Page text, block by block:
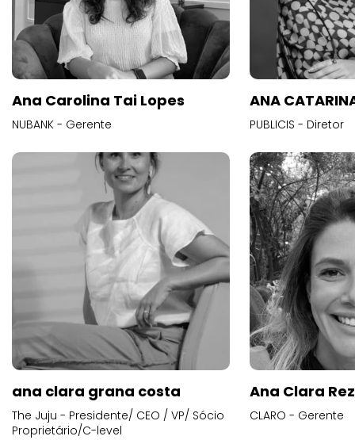
Ana Carolina Tai Lopes
NUBANK - Gerente
ANA
PUBLICIS - Diretor
ana clara grana costa
The Juju - Presidente/ CEO / VP/ Sócio
Proprietário/C-level
Ana Clara
CLARO - Gerente